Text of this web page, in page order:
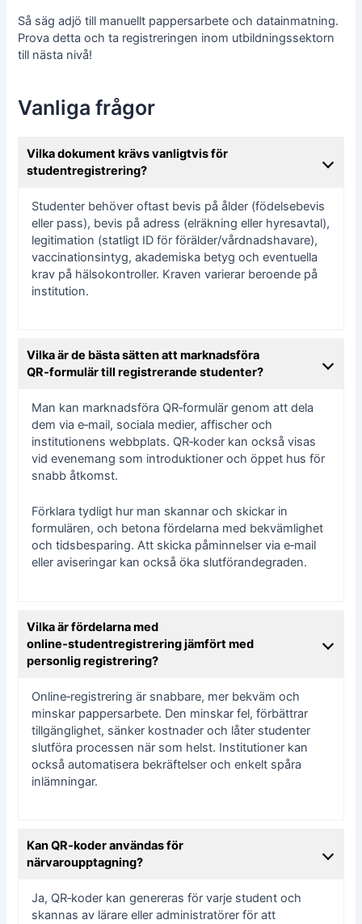
Så säg adjö till manuellt pappersarbete och datainmatning.
Prova detta och ta registreringen inom utbildningssektorn
till nästa nivå!
Vanliga frågor
Vilka dokument krävs vanligtvis för
studentregistrering?
Studenter behöver oftast bevis på ålder (födelsebevis
eller pass), bevis på adress (elräkning eller hyresavtal),
legitimation (statligt ID för förälder/vårdnadshavare),
vaccinationsintyg, akademiska betyg och eventuella
krav på hälsokontroller. Kraven varierar beroende på
institution.
Vilka är de bästa sätten att marknadsföra
QR‑formulär till registrerande studenter?
Man kan marknadsföra QR‑formulär genom att dela
dem via e‑mail, sociala medier, affischer och
institutionens webbplats. QR‑koder kan också visas
vid evenemang som introduktioner och öppet hus för
snabb åtkomst.
Förklara tydligt hur man skannar och skickar in
formulären, och betona fördelarna med bekvämlighet
och tidsbesparing. Att skicka påminnelser via e‑mail
eller aviseringar kan också öka slutförandegraden.
Vilka är fördelarna med
online‑studentregistrering jämfört med
personlig registrering?
Online‑registrering är snabbare, mer bekväm och
minskar pappersarbete. Den minskar fel, förbättrar
tillgänglighet, sänker kostnader och låter studenter
slutföra processen när som helst. Institutioner kan
också automatisera bekräftelser och enkelt spåra
inlämningar.
Kan QR‑koder användas för
närvaroupptagning?
Ja, QR‑koder kan genereras för varje student och
skannas av lärare eller administratörer för att